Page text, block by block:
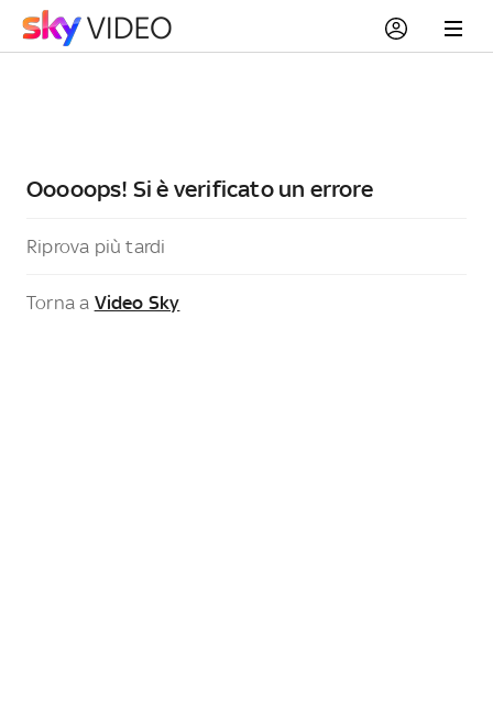
Ooooops! Si è verificato un errore
Riprova più tardi
Torna a Video Sky